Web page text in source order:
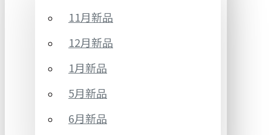
11月新品
12月新品
1月新品
5月新品
6月新品